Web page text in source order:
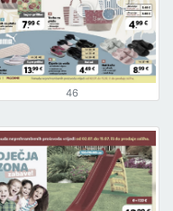
46